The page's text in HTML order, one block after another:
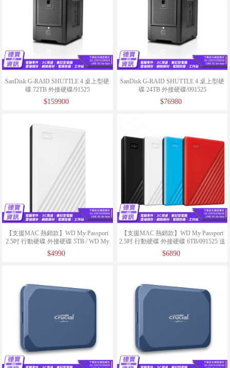
SanDisk G-RAID SHUTTLE 4 桌上型硬
碟 72TB 外接硬碟/91525
$159900
SanDisk G-RAID SHUTTLE 4 桌上型硬
碟 24TB 外接硬碟/091525
$76980
【支援MAC 熱銷款】WD My Passport
2.5吋 行動硬碟 外接硬碟 5TB / WD My
Passport 送硬殼包不挑色
$4990
【支援MAC 熱銷款】WD My Passport
2.5吋 行動硬碟 外接硬碟 6TB/091525 送
硬殼包不挑色/061926
$6890